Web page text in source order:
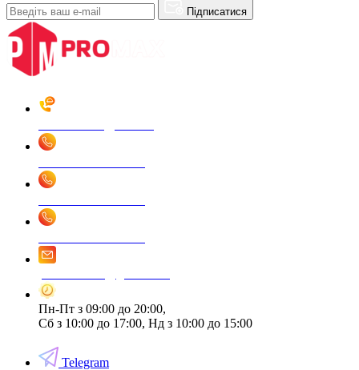
Підписатися
Пн-Пт з 09:00 до 20:00,
Сб з 10:00 до 17:00, Нд з 10:00 до 15:00
Telegram